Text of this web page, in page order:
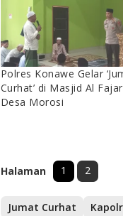
Polres Konawe Gelar
Curhat’ di Masjid Al Fajar
Desa Morosi
Halaman 1 2
Jumat Curhat